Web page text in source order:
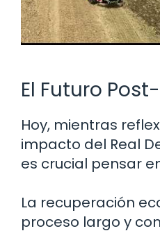
El Futuro
Hoy, mientras
impacto del Real
es crucial pensar
La recuperación
proceso largo y